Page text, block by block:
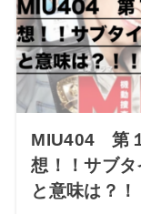
MIU404 第
想！！サブ
と意味は？